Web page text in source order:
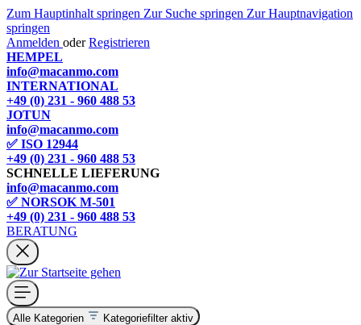
Zum Hauptinhalt springen Zur Suche springen Zur Hauptnavigation
springen
Anmelden oder Registrieren
HEMPEL
info@macanmo.com
INTERNATIONAL
+49 (0) 231 - 960 488 53
JOTUN
info@macanmo.com
✅ ISO 12944
+49 (0) 231 - 960 488 53
SCHNELLE LIEFERUNG
info@macanmo.com
✅ NORSOK M-501
+49 (0) 231 - 960 488 53
BERATUNG
Alle Kategorien Kategoriefilter aktiv